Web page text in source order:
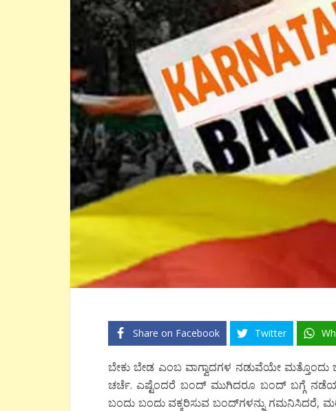
Share on Facebook Twitter
ಬೇಕು ಬೇಡ ಎಂಬ ವಾಗ್ವಾದಗಳ ನಡುವೆಯೇ
ಚರ್ಚೆ. ಎಷ್ಟೆಂದರೆ ಬಂದ್ ಮುಗಿದರೂ ಬಂದ್ ಬಗ್ಗೆ
ಬಂದು ಬಂದು ವಕ್ಕರಿಸುವ ಬಂದ್‌ಗಳನ್ನು ಗಮನಿಸಿದರೆ,